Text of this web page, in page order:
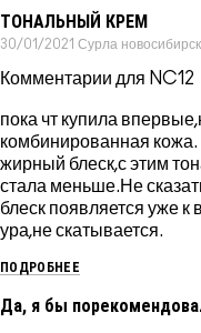
ТОНАЛЬНЫЙ КРЕМ
30/01/2021 Сурла новосибирск
Комментарии для NC12
пока чт купила
комбинированная
жирный блеск,с этим
стала меньше.Не
блеск появляется уже к
ура,не скатывается.
ПОДРОБНЕЕ
Да, я бы